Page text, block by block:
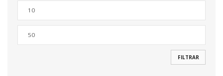
FILTRAR